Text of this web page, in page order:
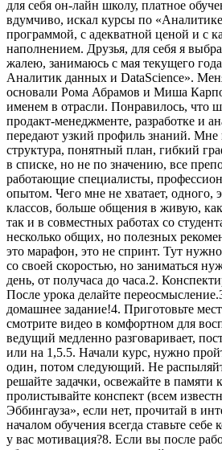
для себя он-лайн школу, платное
вдумчиво, искал курсы по
программой, с адекватной ценой и с
наполнением. Друзья, для себя я
жалею, занимаюсь c мая текущего
Аналитик данных и DataScience».
основали Рома Абрамов и Миша
именем в отрасли. Понравилось, что
продакт-менеджменте, разработке и
передают узкий профиль знаний. Мне
структура, понятный план, гибкий
в списке, но не по значению, все
работающие специалисты,
опытом. Чего мне не хватает, одного,
классов, больше общения в живую,
так и в совместных работах со
несколько общих, но полезных
это марафон, это не спринт. Тут
со своей скоростью, но заниматься
день, от получаса до часа.2.
После урока делайте
домашнее задание!4. Приготовьте
смотрите видео в комфортном для
ведущий медленно разговаривает,
или на 1,5.5. Начали курс, нужно
один, потом следующий. Не
решайте задачки, освежайте в памяти
пролистывайте конспект (всем
Эббингауза», если нет, прочитай в
началом обучения всегда ставьте
у вас мотивация?8. Если вы после